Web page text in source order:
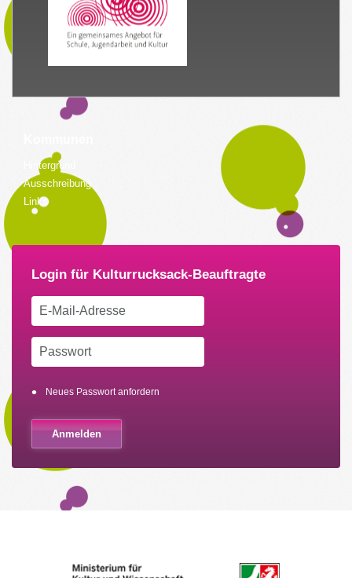
Hintergrund
Ausschreibung
Links
Neues Passwort anfordern